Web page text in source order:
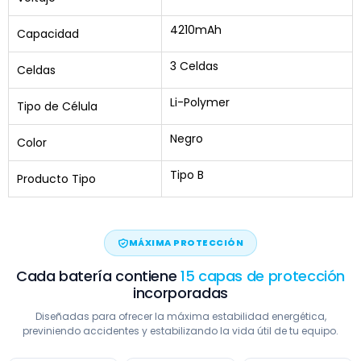
Capacidad 4210mAh
Celdas 3 Celdas
Tipo de Célula Li-Polymer
Color Negro
Producto Tipo Tipo B
MÁXIMA PROTECCIÓN
Cada batería contiene 15 capas de protección
incorporadas
Diseñadas para ofrecer la máxima estabilidad energética,
previniendo accidentes y estabilizando la vida útil de tu equipo.